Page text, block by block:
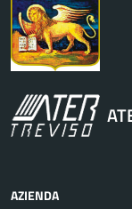
AZIENDA